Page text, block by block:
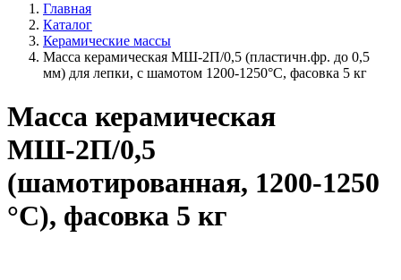
Главная
Каталог
Керамические массы
Масса керамическая МШ-2П/0,5 (пластичн.фр. до 0,5
мм) для лепки, с шамотом 1200-1250°С, фасовка 5 кг
Масса керамическая
МШ-2П/0,5
(шамотированная, 1200-1250
°С), фасовка 5 кг